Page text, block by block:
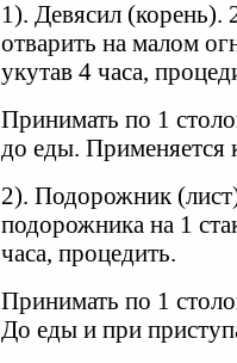
1). Девясил (корень).
отварить на малом
укутав 4 часа,
Принимать по 1
до еды. Применяется
2). Подорожник
подорожника на 1
часа, процедить.
Принимать по 1
До еды и при